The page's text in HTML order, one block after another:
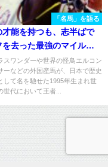
「名馬」を語る
才能を持つも、志半ばで
を去った最強のマイル王
ハード
スワンダーや世界の怪鳥エルコン
ーなどの外国産馬が、日本で歴史
して名を馳せた1995年生まれ世
世代において王者...